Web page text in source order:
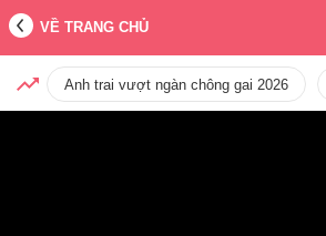
VỀ TRANG CHỦ
Anh trai vượt ngàn chông gai 2026